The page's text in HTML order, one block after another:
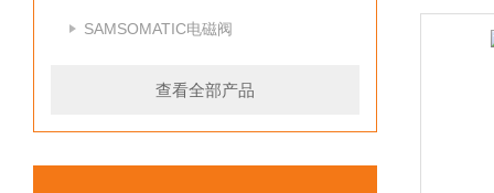
SAMSOMATIC电磁阀
查看全部产品